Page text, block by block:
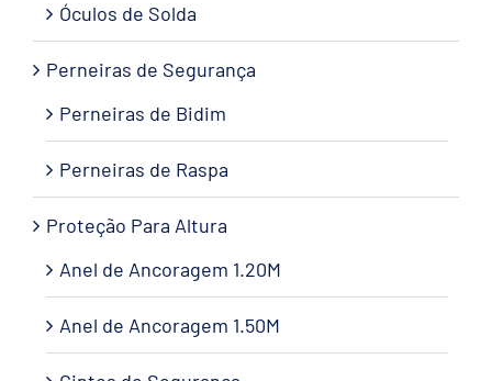
Óculos de Solda
Perneiras de Segurança
Perneiras de Bidim
Perneiras de Raspa
Proteção Para Altura
Anel de Ancoragem 1.20M
Anel de Ancoragem 1.50M